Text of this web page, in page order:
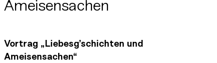
Ameisensachen
Vortrag „Liebesg’schichten und
Ameisensachen“